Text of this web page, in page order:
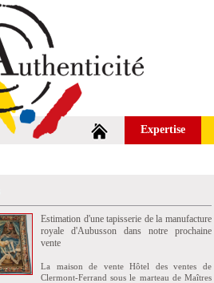
Expertise
Estimation d'une tapisserie de la manufacture
royale d'Aubusson dans notre prochaine
vente
La maison de vente Hôtel des ventes de
Clermont-Ferrand sous le marteau de Maîtres